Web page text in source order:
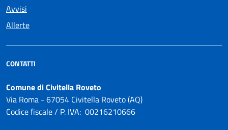
Avvisi
Allerte
CONTATTI
Comune di Civitella Roveto
Via Roma - 67054 Civitella Roveto (AQ)
Codice fiscale / P. IVA: 00216210666